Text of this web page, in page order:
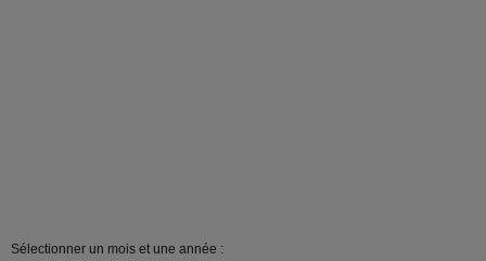
Sélectionner un mois et une année :